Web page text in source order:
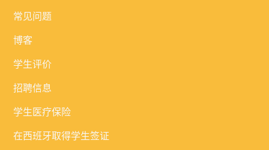
常见问题
博客
学生评价
招聘信息
学生医疗保险
在西班牙取得学生签证